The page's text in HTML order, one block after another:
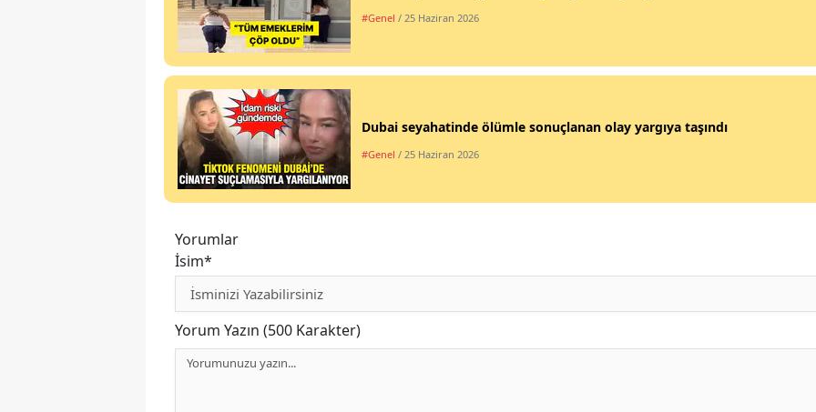
#Genel / 25 Haziran 2026
Dubai seyahatinde ölümle sonuçlanan olay yargıya taşındı
#Genel / 25 Haziran 2026
Yorumlar
İsim*
Yorum Yazın (500 Karakter)